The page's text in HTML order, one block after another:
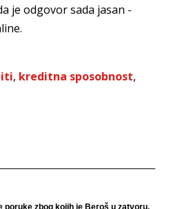
je odgovor sada jasan -
, kreditna sposobnost,
poruke zbog kojih je Beroš u zatvoru.